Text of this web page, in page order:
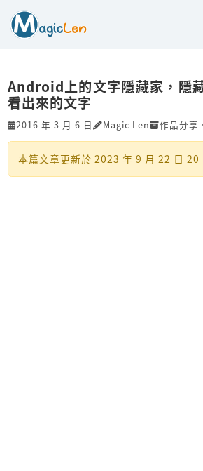
Android上的文字隱藏家，隱
看出來的文字
2016 年 3 月 6 日 Magic Len 作品分享
本篇文章更新於 2023 年 9 月 22 日 20